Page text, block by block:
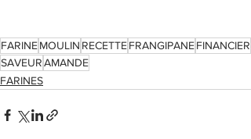
FARINEMOULIN RECETTEFRANGIPANEFINANCIER
SAVEURAMANDE
FARINES